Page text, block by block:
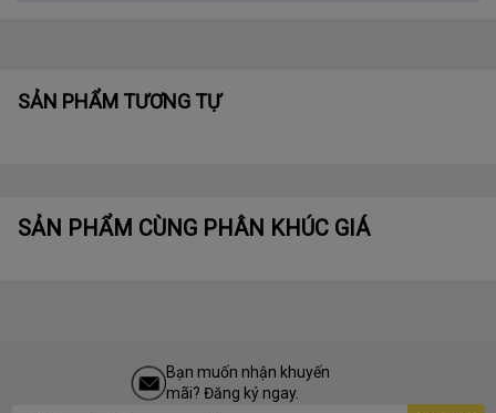
Tốc độ mạng
SẢN PHẨM TƯƠNG TỰ
SẢN PHẨM CÙNG PHÂN KHÚC GIÁ
Bạn muốn nhận khuyến
mãi? Đăng ký ngay.